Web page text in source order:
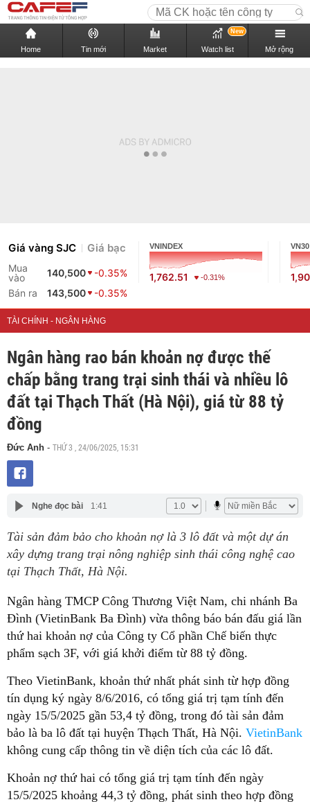
Home Tin mới Market Watch list
New
Mở rộng
Giá vàng SJC Giá bạc
Mua
vào
140,500
-0.35%
Bán ra
143,500 -0.35%
VNINDEX
1,762.51 -0.31%
VN30
TÀI CHÍNH - NGÂN HÀNG
Ngân hàng rao bán khoản nợ được thế
chấp bằng trang trại sinh thái và nhiều lô
đất tại Thạch Thất (Hà Nội), giá từ 88 tỷ
đồng
Đức Anh - THỨ 3 , 24/06/2025, 15:31
Nghe đọc bài 1:41
Tài sản đảm bảo cho khoản nợ là 3 lô đất và một dự án
xây dựng trang trại nông nghiệp sinh thái công nghệ cao
tại Thạch Thất, Hà Nội.
Ngân hàng TMCP Công Thương Việt Nam, chi nhánh Ba
Đình (VietinBank Ba Đình) vừa thông báo bán đấu giá lần
thứ hai khoản nợ của Công ty Cổ phần Chế biến thực
phẩm sạch 3F, với giá khởi điểm từ 88 tỷ đồng.
Theo VietinBank, khoản thứ nhất phát sinh từ hợp đồng
tín dụng ký ngày 8/6/2016, có tổng giá trị tạm tính đến
ngày 15/5/2025 gần 53,4 tỷ đồng, trong đó tài sản đảm
bảo là ba lô đất tại huyện Thạch Thất, Hà Nội. VietinBank
không cung cấp thông tin về diện tích của các lô đất.
Khoản nợ thứ hai có tổng giá trị tạm tính đến ngày
15/5/2025 khoảng 44,3 tỷ đồng, phát sinh theo hợp đồng